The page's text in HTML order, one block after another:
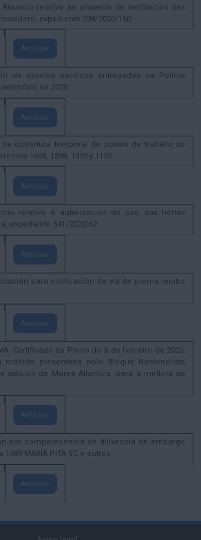
Anuncio relativo ao proxecto de ventilación das
expediente 238/2020/150
Amosar
de obxetos perdidos entregados na Policía
de 2020
Amosar
de cobertura temporal de postos de traballo do
1608, 1398, 1399 y 1135
Amosar
relativo á autorización do uso das hortas
expediente 541/2020/62
Amosar
citación para notificación de vía de prema recibo
Amosar
Certificado do Pleno do 6 de febreiro de 2020,
presentada polo Bloque Nacionalista
adición de Marea Atlántica, para a mellora da
Amosar
por comparecencia de dilixencia de embargo
MARÍA PITA SC e outros.
Amosar